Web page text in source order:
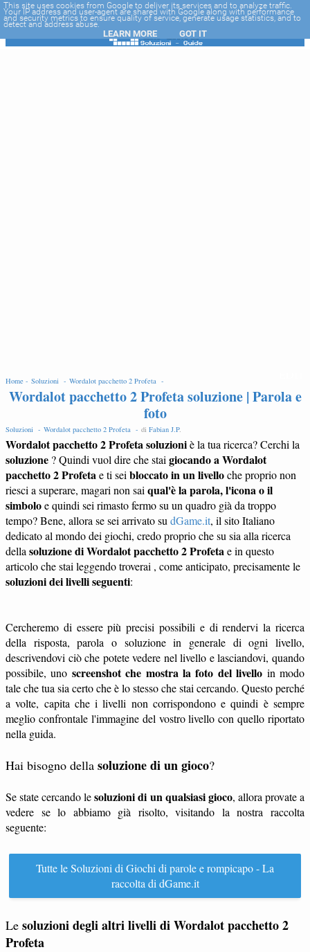
-->
Home - Soluzioni - Wordalot pacchetto 2 Profeta -
Wordalot pacchetto 2 Profeta soluzione | Parola e
foto
Soluzioni - Wordalot pacchetto 2 Profeta - di Fabian J.P.
Wordalot pacchetto 2 Profeta soluzioniè la tua ricerca? Cerchi la
soluzione ? Quindi vuol dire che stai giocando a Wordalot
pacchetto 2 Profetae ti sei bloccato in un livelloche proprio non
riesci a superare, magari non sai qual'è la parola, l'icona o il
simboloe quindi sei rimasto fermo su un quadro già da troppo
tempo? Bene, allora se sei arrivato su dGame.it, il sito Italiano
dedicato al mondo dei giochi, credo proprio che su sia alla ricerca
della soluzione di Wordalot pacchetto 2 Profetae in questo
articolo che stai leggendo troverai , come anticipato, precisamente le
soluzioni dei livelli seguenti:
Cercheremo di essere più precisi possibili e di rendervi la ricerca
della risposta, parola o soluzione in generale di ogni livello,
descrivendovi ciò che potete vedere nel livello e lasciandovi, quando
possibile, uno screenshot che mostra la foto del livello in modo
tale che tua sia certo che è lo stesso che stai cercando. Questo perché
a volte, capita che i livelli non corrispondono e quindi è sempre
meglio confrontale l'immagine del vostro livello con quello riportato
nella guida.
Hai bisogno della soluzione di un gioco?
Se state cercando lesoluzioni di un qualsiasi gioco, allora provate a
vedere se lo abbiamo già risolto, visitando la nostra raccolta
seguente:
Tutte le Soluzioni di Giochi di parole e rompicapo - La
raccolta di dGame.it
Le soluzioni degli altri livelli di Wordalot pacchetto 2
Profeta
This site uses cookies from Google to deliver its services and to analyze traffic.
Your IP address and user-agent are shared with Google along with performance
and security metrics to ensure quality of service, generate usage statistics, and to
detect and address abuse.
LEARN MORE GOT IT